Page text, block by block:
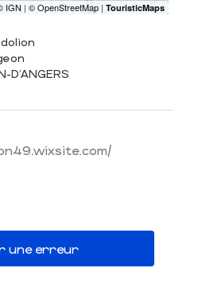
D'ANGERS
une erreur